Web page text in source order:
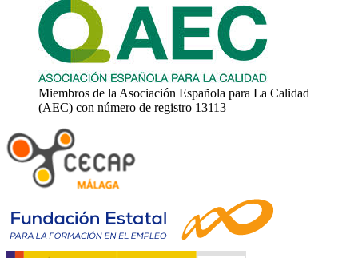
Miembros de la Asociación Española para La Calidad
(AEC) con número de registro 13113